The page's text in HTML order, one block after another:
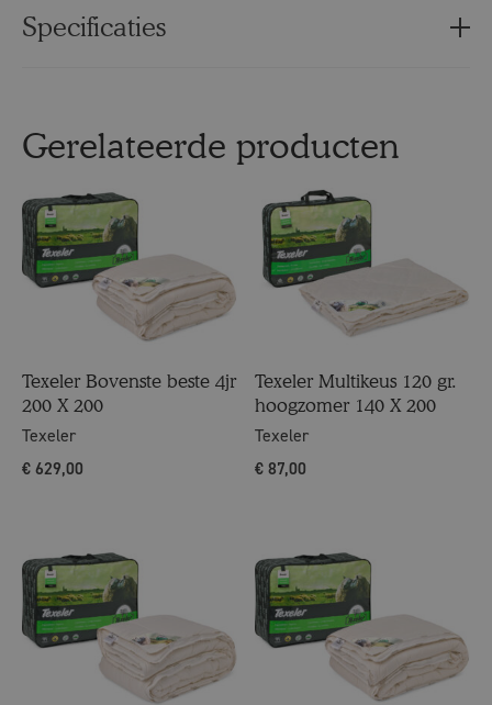
Specificaties
Gerelateerde producten
Texeler Bovenste beste 4jr
200 X 200
Texeler
€ 629,00
Texeler Multikeus 120 gr.
hoogzomer 140 X 200
Texeler
€ 87,00